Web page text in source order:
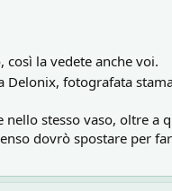
così la vedete anche voi.
Delonix, fotografata
nello stesso vaso, oltre a
dovrò spostare per